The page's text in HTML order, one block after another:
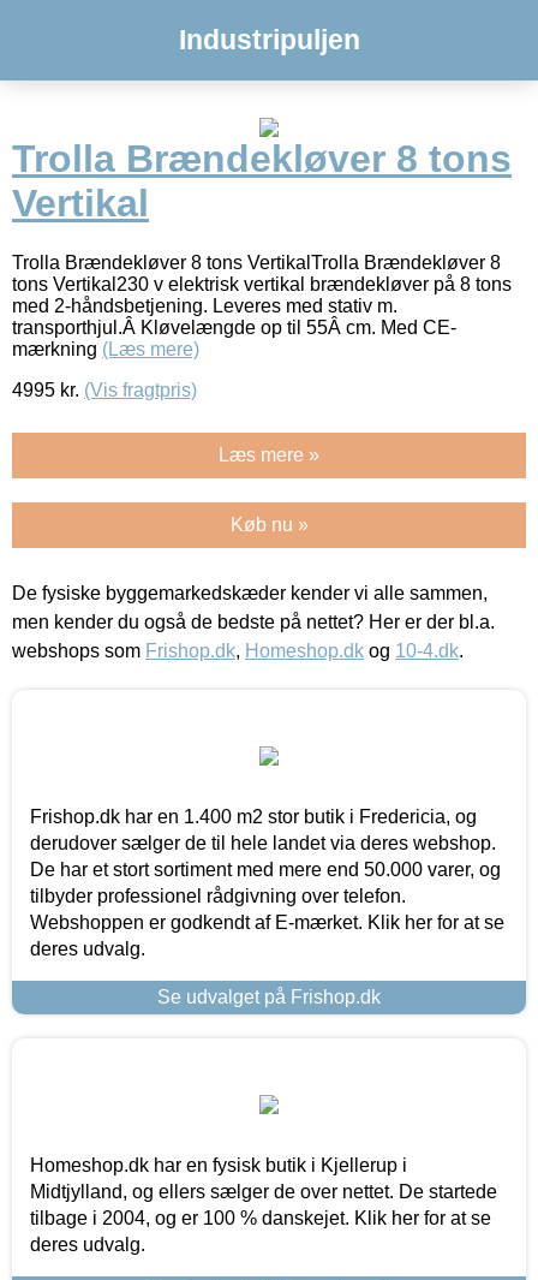
Industripuljen
Trolla Brændekløver 8 tons
Vertikal
Trolla Brændekløver 8 tons VertikalTrolla Brændekløver 8
tons Vertikal230 v elektrisk vertikal brændekløver på 8 tons
med 2-håndsbetjening. Leveres med stativ m.
transporthjul.Â Kløvelængde op til 55Â cm. Med CE-
mærkning (Læs mere)
4995 kr. (Vis fragtpris)
Læs mere »
Køb nu »
De fysiske byggemarkedskæder kender vi alle sammen,
men kender du også de bedste på nettet? Her er der bl.a.
webshops som Frishop.dk, Homeshop.dk og 10-4.dk.
Frishop.dk har en 1.400 m2 stor butik i Fredericia, og
derudover sælger de til hele landet via deres webshop.
De har et stort sortiment med mere end 50.000 varer, og
tilbyder professionel rådgivning over telefon.
Webshoppen er godkendt af E-mærket. Klik her for at se
deres udvalg.
Se udvalget på Frishop.dk
Homeshop.dk har en fysisk butik i Kjellerup i
Midtjylland, og ellers sælger de over nettet. De startede
tilbage i 2004, og er 100 % danskejet. Klik her for at se
deres udvalg.